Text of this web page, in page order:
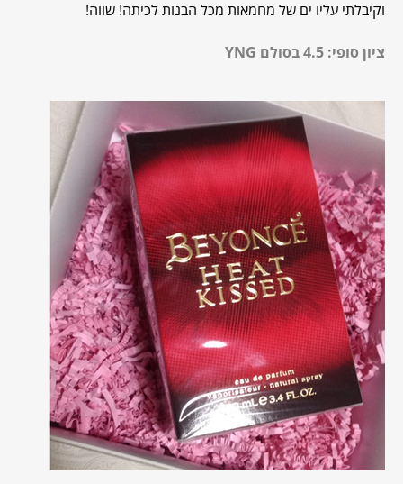
וקיבלתי עליו ים של מחמאות מכל הבנות לכיתה! שווה!
ציון סופי: 4.5 בסולם YNG